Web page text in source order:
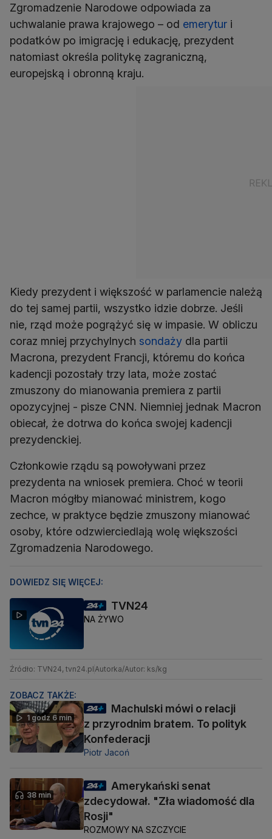
Zgromadzenie Narodowe odpowiada za
uchwalanie prawa krajowego – od emerytur i
podatków po imigrację i edukację, prezydent
natomiast określa politykę zagraniczną,
europejską i obronną kraju.
Kiedy prezydent i większość w parlamencie należą
do tej samej partii, wszystko idzie dobrze. Jeśli
nie, rząd może pogrążyć się w impasie. W obliczu
coraz mniej przychylnych sondaży dla partii
Macrona, prezydent Francji, któremu do końca
kadencji pozostały trzy lata, może zostać
zmuszony do mianowania premiera z partii
opozycyjnej - pisze CNN. Niemniej jednak Macron
obiecał, że dotrwa do końca swojej kadencji
prezydenckiej.
Członkowie rządu są powoływani przez
prezydenta na wniosek premiera. Choć w teorii
Macron mógłby mianować ministrem, kogo
zechce, w praktyce będzie zmuszony mianować
osoby, które odzwierciedlają wolę większości
Zgromadzenia Narodowego.
DOWIEDZ SIĘ WIĘCEJ:
TVN24
NA ŻYWO
Źródło: TVN24, tvn24.plAutorka/Autor: ks/kg
ZOBACZ TAKŻE:
1 godz 6 min
Machulski mówi o relacji
z przyrodnim bratem. To polityk
Konfederacji
Piotr Jacoń
38 min
Amerykański senat
zdecydował. "Zła wiadomość dla
Rosji"
ROZMOWY NA SZCZYCIE